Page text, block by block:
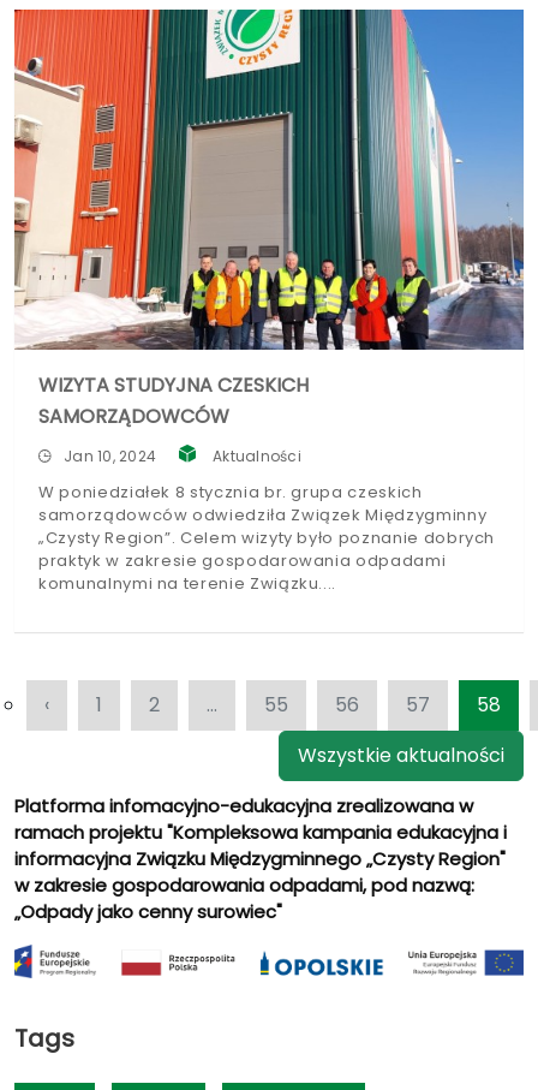
WIZYTA STUDYJNA CZESKICH
SAMORZĄDOWCÓW
Jan 10, 2024 Aktualności
W poniedziałek 8 stycznia br. grupa czeskich
samorządowców odwiedziła Związek Międzygminny
„Czysty Region”. Celem wizyty było poznanie dobrych
praktyk w zakresie gospodarowania odpadami
komunalnymi na terenie Związku.
‹ 1 2 ... 55 56 57
58
Wszystkie aktualności
Platforma infomacyjno-edukacyjna zrealizowana w
ramach projektu "Kompleksowa kampania edukacyjna i
informacyjna Związku Międzygminnego „Czysty Region"
w zakresie gospodarowania odpadami, pod nazwą:
„Odpady jako cenny surowiec"
Tags